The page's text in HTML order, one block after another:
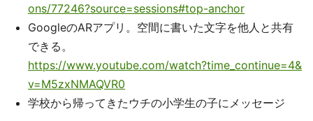
ons/77246?source=sessions#top-anchor
GoogleのARアプリ。空間に書いた文字を他人と共有
できる。
https://www.youtube.com/watch?time_continue=4&
v=M5zxNMAQVR0
学校から帰ってきたウチの小学生の子にメッセージ